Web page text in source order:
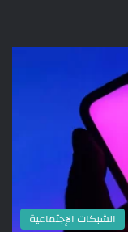
الشبكات الإجتماعية